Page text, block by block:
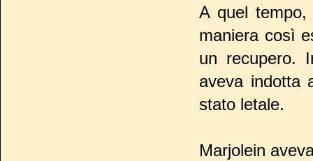
A quel
maniera così
un recupero.
aveva indotta
stato letale.
Marjolein